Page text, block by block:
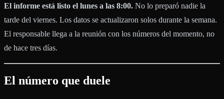
El informe está listo el lunes a las 8:00. No lo preparó nadie la
tarde del viernes. Los datos se actualizaron solos durante la semana.
El responsable llega a la reunión con los números del momento, no
de hace tres días.
El número que duele